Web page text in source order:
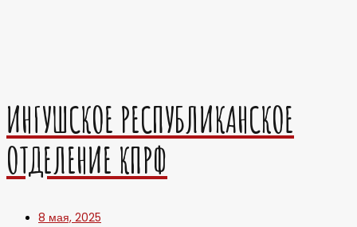
ИНГУШСКОЕ РЕСПУБЛИКАНСКОЕ
ОТДЕЛЕНИЕ КПРФ
8 мая, 2025